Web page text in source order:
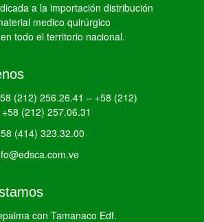
a la importación distribución
medico quirúrgico
todo el territorio nacional.
(212) 256.26.41 – +58 (212)
+58 (212) 257.06.31
(414) 323.32.00
con Tamanaco Edf.